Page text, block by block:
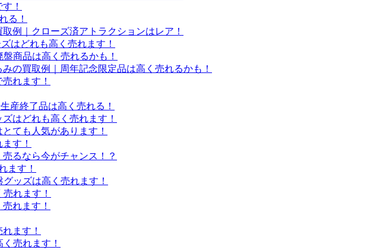
！
る！
例｜クローズ済アトラクションはレア！
はどれも高く売れます！
商品は高く売れるかも！
の買取例｜周年記念限定品は高く売れるかも！
れます！
産終了品は高く売れる！
はどれも高く売れます！
ても人気があります！
す！
るなら今がチャンス！？
ます！
ッズは高く売れます！
れます！
れます！
ます！
売れます！